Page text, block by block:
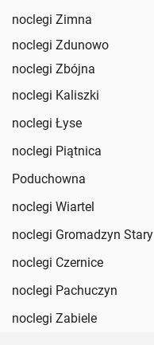
noclegi Zimna
noclegi Zdunowo
noclegi Zbójna
noclegi Kaliszki
noclegi Łyse
noclegi Piątnica
Poduchowna
noclegi Wiartel
noclegi Gromadzyn Stary
noclegi Czernice
noclegi Pachuczyn
noclegi Zabiele